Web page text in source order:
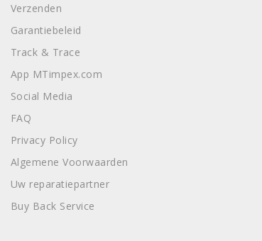
Verzenden
Garantiebeleid
Track & Trace
App MTimpex.com
Social Media
FAQ
Privacy Policy
Algemene Voorwaarden
Uw reparatiepartner
Buy Back Service